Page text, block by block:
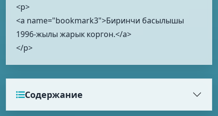
<p>
<a name="bookmark3">Биринчи басылышы
1996-жылы жарык коргон.</a>
</p>
Содержание